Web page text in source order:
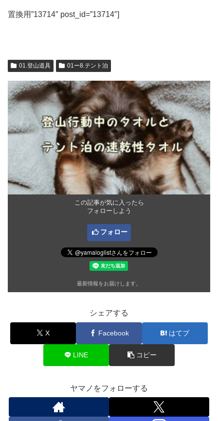
置換用”13714″ post_id=”13714″]
01.登山道具 01ー8.テント泊
この記事が気に入ったら
フォローしよう
フォロー
最新情報をお届けします。
シェアする
X Facebook はてブ
LINE コピー
ヤマノをフォローする